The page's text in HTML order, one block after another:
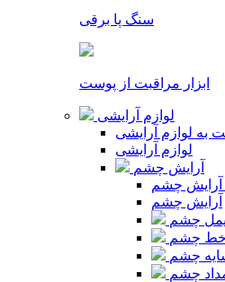
سنگ پا برقی
ابزار مراقبت از پوست
لوازم آرایشی
به لوازم آرایشی
لوازم آرایشی
آرایش چشم
آرایش چشم
آرایش چشم
چشم
خط چشم
چشم
چشم